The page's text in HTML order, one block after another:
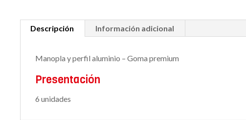
Descripción Información adicional
Manopla y perfil aluminio – Goma premium
Presentación
6 unidades